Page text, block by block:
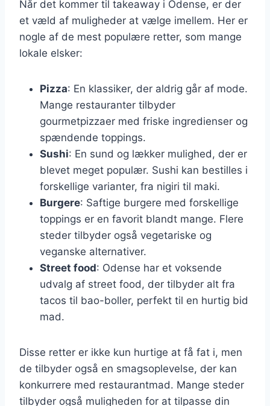
Når det kommer til takeaway i Odense, er der
et væld af muligheder at vælge imellem. Her er
nogle af de mest populære retter, som mange
lokale elsker:
Pizza: En klassiker, der aldrig går af mode.
Mange restauranter tilbyder
gourmetpizzaer med friske ingredienser og
spændende toppings.
Sushi: En sund og lækker mulighed, der er
blevet meget populær. Sushi kan bestilles i
forskellige varianter, fra nigiri til maki.
Burgere: Saftige burgere med forskellige
toppings er en favorit blandt mange. Flere
steder tilbyder også vegetariske og
veganske alternativer.
Street food: Odense har et voksende
udvalg af street food, der tilbyder alt fra
tacos til bao-boller, perfekt til en hurtig bid
mad.
Disse retter er ikke kun hurtige at få fat i, men
de tilbyder også en smagsoplevelse, der kan
konkurrere med restaurantmad. Mange steder
tilbyder også muligheden for at tilpasse din